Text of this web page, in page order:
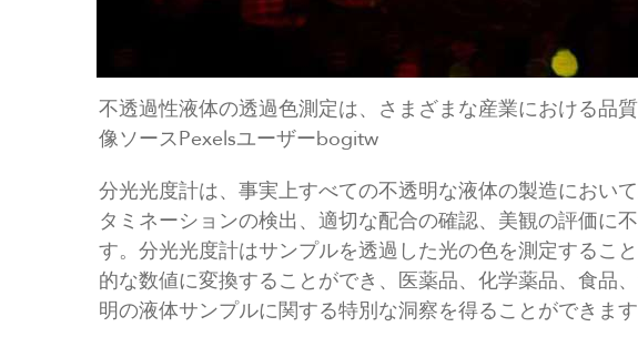
不透過性液体の透過色測定は、さまざまな産業における品
像ソースPexelsユーザーbogitw
分光光度計は、事実上すべての不透明な液体の製造におい
タミネーションの検出、適切な配合の確認、美観の評価に
す。分光光度計はサンプルを透過した光の色を測定するこ
的な数値に変換することができ、医薬品、化学薬品、食品
明の液体サンプルに関する特別な洞察を得ることができます